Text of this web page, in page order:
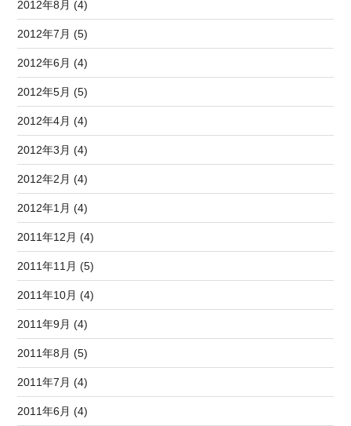
2012年8月 (4)
2012年7月 (5)
2012年6月 (4)
2012年5月 (5)
2012年4月 (4)
2012年3月 (4)
2012年2月 (4)
2012年1月 (4)
2011年12月 (4)
2011年11月 (5)
2011年10月 (4)
2011年9月 (4)
2011年8月 (5)
2011年7月 (4)
2011年6月 (4)